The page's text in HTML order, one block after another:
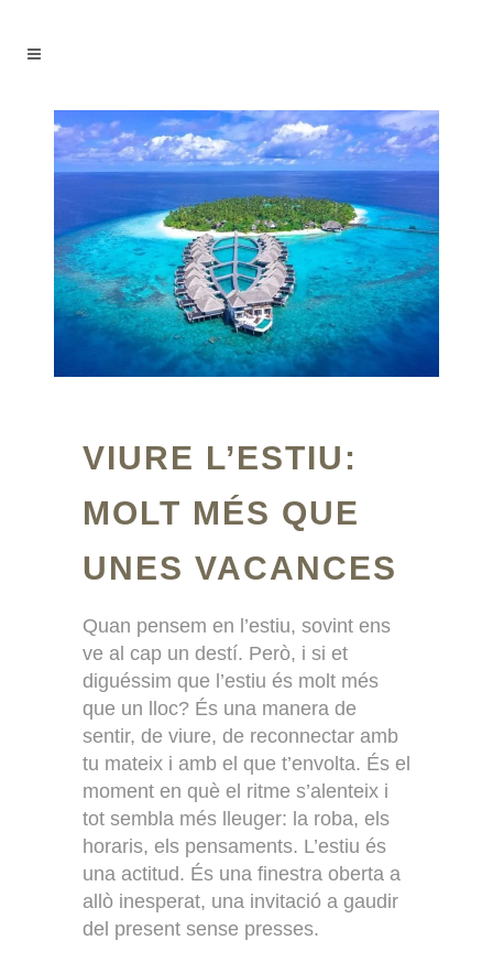
VIURE L’ESTIU:
MOLT MÉS QUE
UNES VACANCES
Quan pensem en l’estiu, sovint ens
ve al cap un destí. Però, i si et
diguéssim que l’estiu és molt més
que un lloc? És una manera de
sentir, de viure, de reconnectar amb
tu mateix i amb el que t’envolta. És el
moment en què el ritme s’alenteix i
tot sembla més lleuger: la roba, els
horaris, els pensaments. L’estiu és
una actitud. És una finestra oberta a
allò inesperat, una invitació a gaudir
del present sense presses.